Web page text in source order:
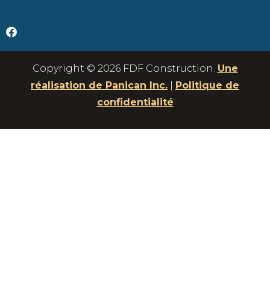
Copyright © 2026 FDF Construction. Une
réalisation de Panican Inc.
Politique de
confidentialité